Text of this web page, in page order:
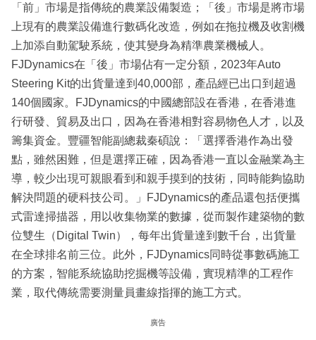
「前」市場是指傳統的農業設備製造；「後」市場是將市場
上現有的農業設備進行數碼化改造，例如在拖拉機及收割機
上加添自動駕駛系統，使其變身為精準農業機械人。
FJDynamics在「後」市場佔有一定分額，2023年Auto
Steering Kit的出貨量達到40,000部，產品經已出口到超過
140個國家。FJDynamics的中國總部設在香港，在香港進
行研發、貿易及出口，因為在香港相對容易物色人才，以及
籌集資金。豐疆智能副總裁秦碩說：「選擇香港作為出發
點，雖然困難，但是選擇正確，因為香港一直以金融業為主
導，較少出現可親眼看到和親手摸到的技術，同時能夠協助
解決問題的硬科技公司。」FJDynamics的產品還包括便攜
式雷達掃描器，用以收集物業的數據，從而製作建築物的數
位雙生（Digital Twin），每年出貨量達到數千台，出貨量
在全球排名前三位。此外，FJDynamics同時從事數碼施工
的方案，智能系統協助挖掘機等設備，實現精準的工程作
業，取代傳統需要測量員畫線指揮的施工方式。
廣告